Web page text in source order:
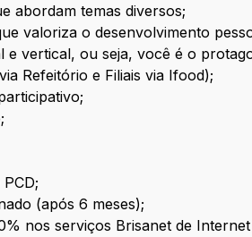
abordam temas diversos;
valoriza o desenvolvimento
e vertical, ou seja, você é o
Refeitório e Filiais via Ifood);
(após 6 meses);
nos serviços Brisanet de